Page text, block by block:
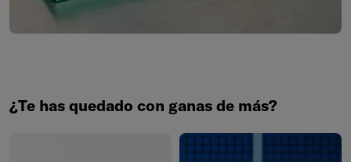
¿Te has quedado con ganas de más?